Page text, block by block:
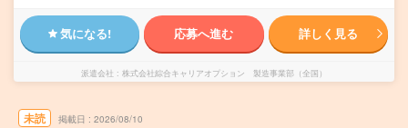
気になる! 応募へ進む 詳しく見る
派遣会社 株式会社綜合キャリアオプション 製造事業部（全国）
未読 掲載日 2026/08/10